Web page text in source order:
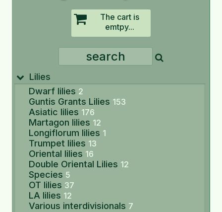
The cart is
emtpy...
Lilies
Dwarf lilies 2
Guntis Grants Lilies 153
Asiatic lilies 176
Martagon lilies 12
Longiflorum lilies 1
Trumpet lilies 13
Oriental lilies 16
Double Oriental Lilies 12
Species 5
OT lilies 37
LA lilies 12
Various interdivisionals 7